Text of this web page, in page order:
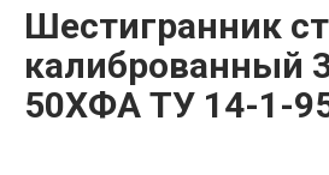
Шестигранник
калиброванный
50ХФА ТУ 14-1-